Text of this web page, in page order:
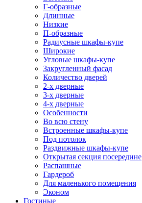
Г-образные
Длинные
Низкие
П-образные
Радиусные шкафы-купе
Широкие
Угловые шкафы-купе
Закругленный фасад
Количество дверей
2-х дверные
3-х дверные
4-х дверные
Особенности
Во всю стену
Встроенные шкафы-купе
Под потолок
Раздвижные шкафы-купе
Открытая секция посередине
Распашные
Гардероб
Для маленького помещения
Эконом
Гостиные